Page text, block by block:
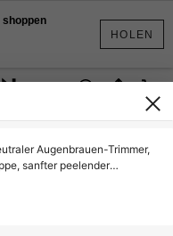
HOLEN
shoppen
Augenbrauen-Trimmer,
sanfter peelender
Griff, Unisex, geeignet
Valentinstag,